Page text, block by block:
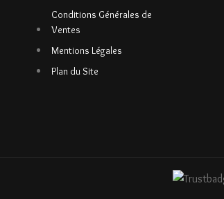
Conditions Générales de
Ventes
Mentions Légales
Plan du Site